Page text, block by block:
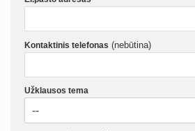
Kontaktinis telefonas (nebūtina)
Užklausos tema